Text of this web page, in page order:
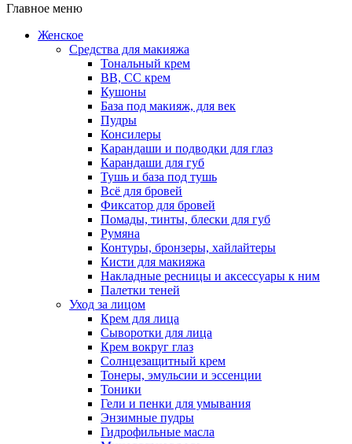
Главное меню
Женское
Средства для макияжа
Тональный крем
BB, CC крем
Кушоны
База под макияж, для век
Пудры
Консилеры
Карандаши и подводки для глаз
Карандаши для губ
Тушь и база под тушь
Всё для бровей
Фиксатор для бровей
Помады, тинты, блески для губ
Румяна
Контуры, бронзеры, хайлайтеры
Кисти для макияжа
Накладные ресницы и аксессуары к ним
Палетки теней
Уход за лицом
Крем для лица
Сыворотки для лица
Крем вокруг глаз
Солнцезащитный крем
Тонеры, эмульсии и эссенции
Тоники
Гели и пенки для умывания
Энзимные пудры
Гидрофильные масла